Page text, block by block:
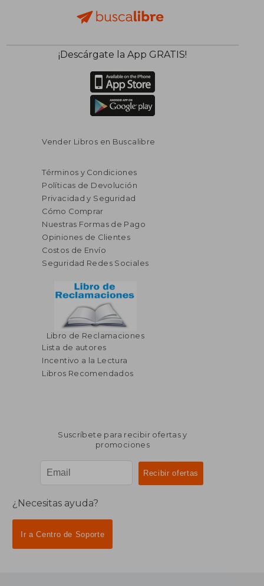
¡Descárgate la App GRATIS!
Vender Libros en Buscalibre
Términos y Condiciones
Políticas de Devolución
Privacidad y Seguridad
Cómo Comprar
Nuestras Formas de Pago
Opiniones de Clientes
Costos de Envío
Seguridad Redes Sociales
Libro de Reclamaciones
Lista de autores
Incentivo a la Lectura
Libros Recomendados
Suscríbete para recibir ofertas y
promociones
¿Necesitas ayuda?
Ir a Centro de Soporte